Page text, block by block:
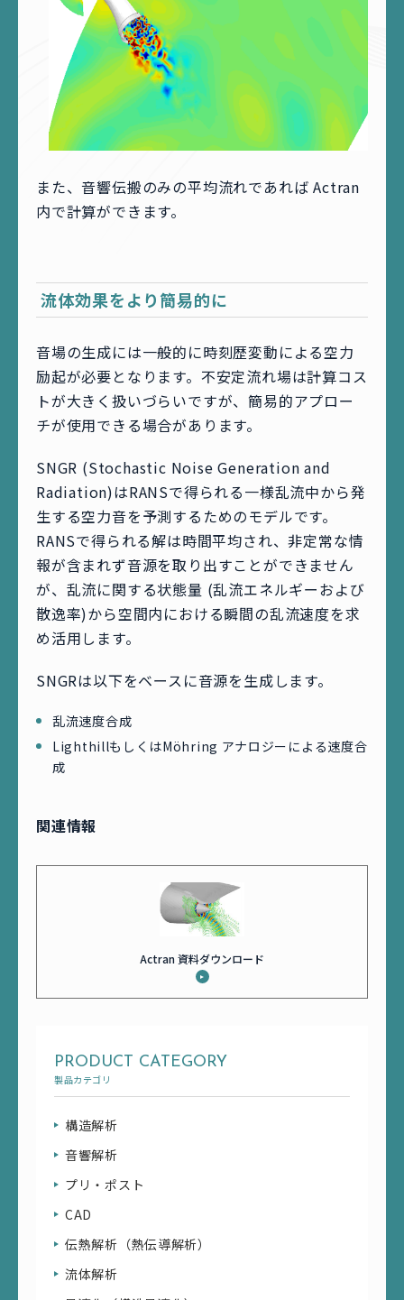
また、音響伝搬のみの平均流れであれば Actran
内で計算ができます。
流体効果をより簡易的に
音場の生成には一般的に時刻歴変動による空力
励起が必要となります。不安定流れ場は計算コス
トが大きく扱いづらいですが、簡易的アプロー
チが使用できる場合があります。
SNGR (Stochastic Noise Generation and
Radiation)はRANSで得られる一様乱流中から発
生する空力音を予測するためのモデルです。
RANSで得られる解は時間平均され、非定常な情
報が含まれず音源を取り出すことができません
が、乱流に関する状態量 (乱流エネルギーおよび
散逸率)から空間内における瞬間の乱流速度を求
め活用します。
SNGRは以下をベースに音源を生成します。
乱流速度合成
LighthillもしくはMöhring アナロジーによる速度合
成
関連情報
Actran 資料ダウンロード
PRODUCT CATEGORY
製品カテゴリ
構造解析
音響解析
プリ・ポスト
CAD
伝熱解析（熱伝導解析）
流体解析